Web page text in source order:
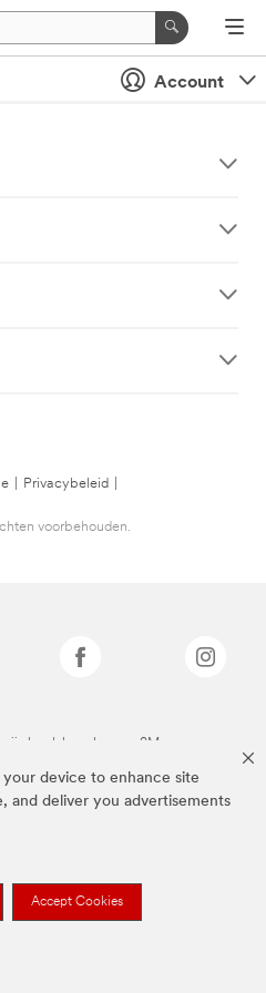
your device to enhance site
and deliver you advertisements
Accept Cookies
Account
Privacybeleid
voorbehouden.
handelsmerken van 3M.we